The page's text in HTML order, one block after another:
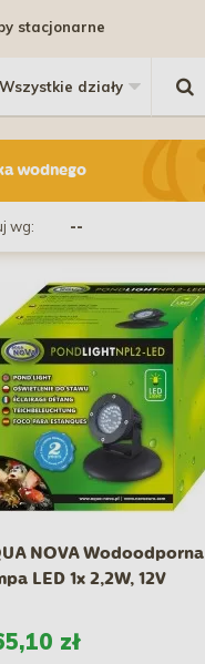
stacjonarne
wodnego
wg:
NOVA Wodoodporna
LED 1x 2,2W, 12V
zł